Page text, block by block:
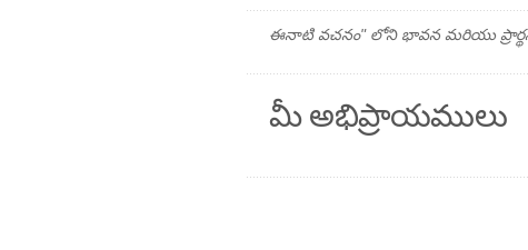
ఈనాటి వచనం" లోని భావన మరియు
మీ అభిప్రాయములు